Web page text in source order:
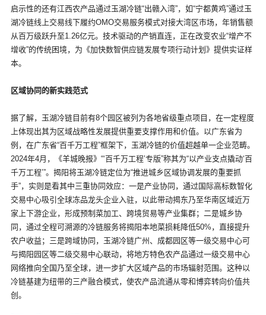
启示性的还有江西农产品通过玉湖冷链“出赣入湾”，如“宁都黄鸡”通过玉
湖冷链线上交易线下履约OMO交易服务模式对接大湾区市场，年销售额
从百万级跃升至1.26亿元。技术驱动的产销直连，正在改变农业“增产不
增收”的传统困境，为《加快数智供应链发展专项行动计划》提供实证样
本。
区域协同的新实践范式
据了解，玉湖冷链目前有8个园区被列为各地省级重点项目，在一定程度
上体现出其为区域战略性发展提供重要支撑作用和价值。以广东省为
例，在广东省“百千万工程”框架下，玉湖冷链的价值超越单一企业范畴。
2024年4月，《羊城晚报》“‘百千万工程’专版”称其为“以产业支点撬动‘百
千万工程’”。揭阳将玉湖冷链定位为“推进城乡区域协调发展的重要抓
手”，实则是看其中三重协同效应：一是产业协同，通过国际高标数智化
交易中心吸引全球冻品龙头企业入驻，以此带动揭东乃至华南区域近万
家上下游企业，形成预制菜加工、跨境贸易等产业集群；二是城乡协
同，通过全程可溯源的冷链服务将揭阳本地菜损耗降低50%，直接提升
农户收益；三是跨域协同，玉湖冷链广州、成都园区等一级交易中心可
与揭阳园区等二级交易中心联动，将地方特色农产品通过一级交易中心
网络推向全国乃至全球，进一步扩大区域产品的市场辐射范围。这种以
冷链基建为纽带的三产融合模式，使农产品流通从零和博弈转向价值共
创。